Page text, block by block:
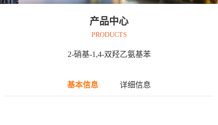
产品中心
PRODUCTS
2-硝基-1,4-双羟乙氨基苯
基本信息 详细信息